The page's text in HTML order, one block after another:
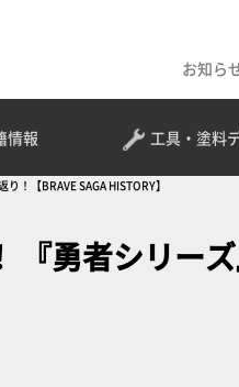
お知ら
情報 工具・塗料
！【BRAVE SAGA HISTORY】
『勇者シリー